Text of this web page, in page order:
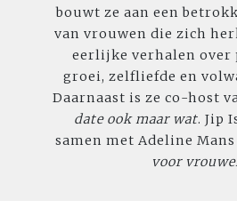
bouwt ze aan een
van vrouwen die zich
eerlijke verhalen over
groei, zelfliefde en
Daarnaast is ze co-host
date ook maar wat. Jip
samen met Adeline Mans
voor